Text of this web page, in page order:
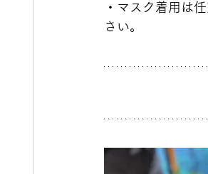
・マスク着用は
さい。